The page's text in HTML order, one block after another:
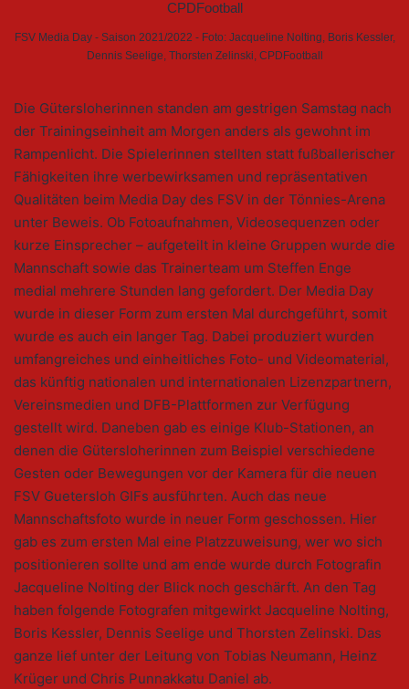
FSV Media Day - Saison 2021/2022 - Foto: Jacqueline Nolting, Boris Kessler,
Dennis Seelige, Thorsten Zelinski, CPDFootball
Die Gütersloherinnen standen am gestrigen Samstag nach
der Trainingseinheit am Morgen anders als gewohnt im
Rampenlicht. Die Spielerinnen stellten statt fußballerischer
Fähigkeiten ihre werbewirksamen und repräsentativen
Qualitäten beim Media Day des FSV in der Tönnies-Arena
unter Beweis. Ob Fotoaufnahmen, Videosequenzen oder
kurze Einsprecher – aufgeteilt in kleine Gruppen wurde die
Mannschaft sowie das Trainerteam um Steffen Enge
medial mehrere Stunden lang gefordert. Der Media Day
wurde in dieser Form zum ersten Mal durchgeführt, somit
wurde es auch ein langer Tag. Dabei produziert wurden
umfangreiches und einheitliches Foto- und Videomaterial,
das künftig nationalen und internationalen Lizenzpartnern,
Vereinsmedien und DFB-Plattformen zur Verfügung
gestellt wird. Daneben gab es einige Klub-Stationen, an
denen die Gütersloherinnen zum Beispiel verschiedene
Gesten oder Bewegungen vor der Kamera für die neuen
FSV Guetersloh GIFs ausführten. Auch das neue
Mannschaftsfoto wurde in neuer Form geschossen. Hier
gab es zum ersten Mal eine Platzzuweisung, wer wo sich
positionieren sollte und am ende wurde durch Fotografin
Jacqueline Nolting der Blick noch geschärft. An den Tag
haben folgende Fotografen mitgewirkt Jacqueline Nolting,
Boris Kessler, Dennis Seelige und Thorsten Zelinski. Das
ganze lief unter der Leitung von Tobias Neumann, Heinz
Krüger und Chris Punnakkatu Daniel ab.